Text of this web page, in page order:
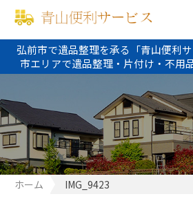
弘前市で遺品整理を承る「青山便利
市エリアで遺品整理・片付け・不用
ホーム IMG_9423